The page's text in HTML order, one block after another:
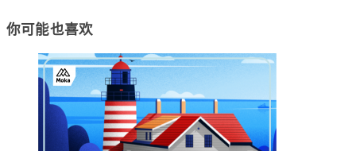
你可能也喜欢